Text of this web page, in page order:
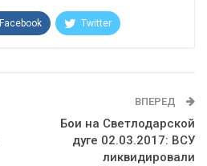
Facebook Twitter
ВПЕРЕД
Бои на Светлодарской
дуге 02.03.2017: ВСУ
ликвидировали